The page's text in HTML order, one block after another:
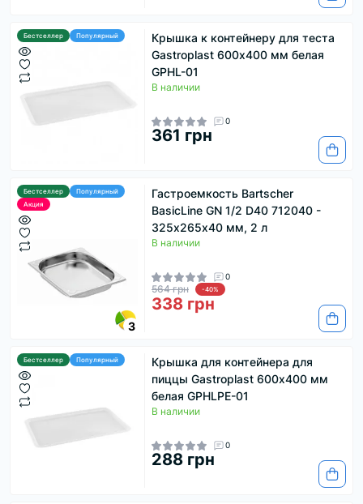
Бестселлер Популярный
Крышка к контейнеру для теста
Gastroplast 600х400 мм белая
GPHL-01
В наличии
0
361 грн
Бестселлер
Популярный
Акция
3
Гастроемкость Bartscher
BasicLine GN 1/2 D40 712040 -
325х265х40 мм, 2 л
В наличии
0
564 грн -40%
338 грн
Бестселлер Популярный
Крышка для контейнера для
пиццы Gastroplast 600х400 мм
белая GPHLPE-01
В наличии
0
288 грн